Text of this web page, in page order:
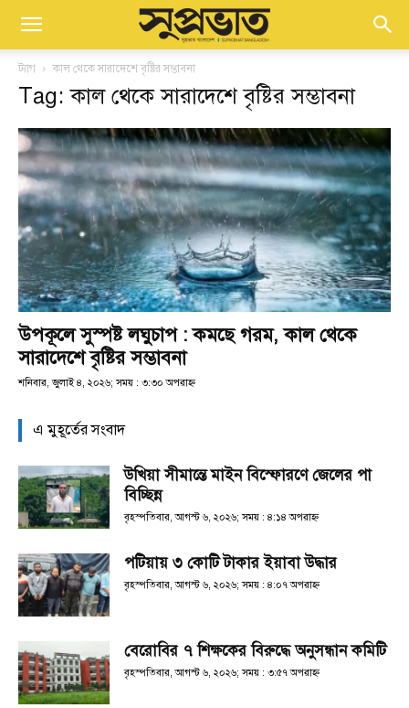
ট্যাগ কাল থেকে সারাদেশে বৃষ্টির সম্ভাবনা
Tag: কাল থেকে সারাদেশে বৃষ্টির সম্ভাবনা
উপকূলে সুস্পষ্ট লঘুচাপ : কমছে গরম, কাল থেকে
সারাদেশে বৃষ্টির সম্ভাবনা
শনিবার, জুলাই ৪, ২০২৬; সময় : ৩:৩০ অপরাহ্ণ
এ মুহূর্তের সংবাদ
উখিয়া সীমান্তে মাইন বিস্ফোরণে জেলের পা
বিচ্ছিন্ন
বৃহস্পতিবার, আগস্ট ৬, ২০২৬; সময় : ৪:১৪ অপরাহ্ণ
পটিয়ায় ৩ কোটি টাকার ইয়াবা উদ্ধার
বৃহস্পতিবার, আগস্ট ৬, ২০২৬; সময় : ৪:০৭ অপরাহ্ণ
বেরোবির ৭ শিক্ষকের বিরুদ্ধে অনুসন্ধান কমিটি
বৃহস্পতিবার, আগস্ট ৬, ২০২৬; সময় : ৩:৫৭ অপরাহ্ণ